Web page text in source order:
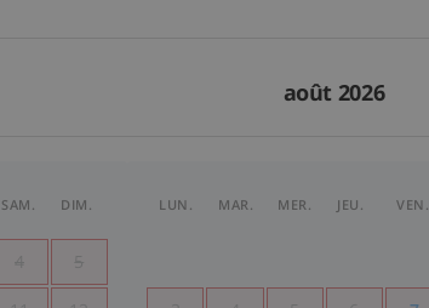
août 2026
SAM. DIM.
4 5
LUN. MAR. MER. JEU. VEN.